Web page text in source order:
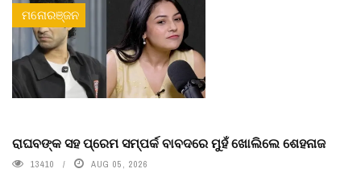
ମନୋରଞ୍ଜନ
ରାଘବଙ୍କ ସହ ପ୍ରେମ ସମ୍ପର୍କ ବାବଦରେ ମୁହଁ ଖୋଲିଲେ ଶେହନାଜ
13410 AUG 05, 2026